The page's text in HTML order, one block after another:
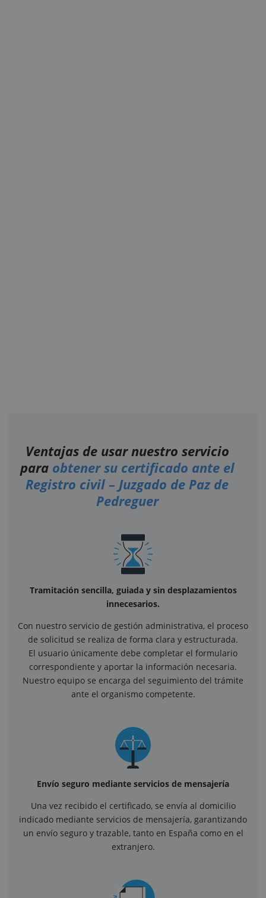
Ventajas de usar nuestro servicio
para obtener su certificado ante el
Registro civil – Juzgado de Paz de
Pedreguer
Tramitación sencilla, guiada y sin desplazamientos
innecesarios.
Con nuestro servicio de gestión administrativa, el proceso
de solicitud se realiza de forma clara y estructurada.
El usuario únicamente debe completar el formulario
correspondiente y aportar la información necesaria.
Nuestro equipo se encarga del seguimiento del trámite
ante el organismo competente.
Envío seguro mediante servicios de mensajería
Una vez recibido el certificado, se envía al domicilio
indicado mediante servicios de mensajería, garantizando
un envío seguro y trazable, tanto en España como en el
extranjero.